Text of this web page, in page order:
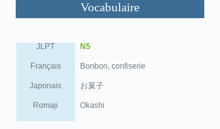
Vocabulaire
JLPT N5
Français Bonbon, confiserie
Japonais お菓子
Romaji Okashi